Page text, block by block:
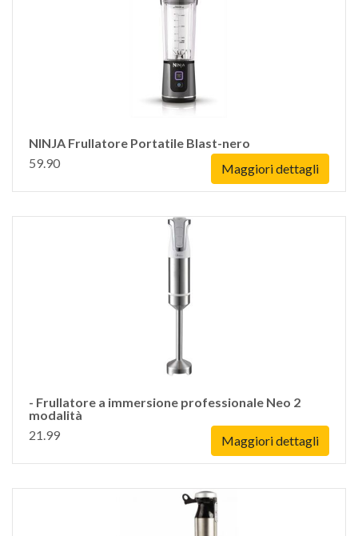
NINJA Frullatore Portatile Blast-nero
59.90
Maggiori dettagli
- Frullatore a immersione professionale Neo 2
modalità
21.99
Maggiori dettagli